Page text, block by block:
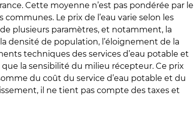
Cette moyenne n’est pas pondérée par le
Le prix de l’eau varie selon les
plusieurs paramètres, et notamment, la
densité de population, l’éloignement de la
techniques des services d’eau potable et
que la sensibilité du milieu récepteur. Ce prix
du coût du service d’eau potable et du
il ne tient pas compte des taxes et